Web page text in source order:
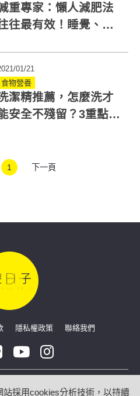
重專家：懶人減肥法
往最有效！睡覺、吃
01/21
食物營養
潔精推薦，怎麼洗才
安全不殘留？3重點與
1 下一頁
隱私權政策 聯絡我們
療日子 HealingDaily
採用cookies分析技術，以持續